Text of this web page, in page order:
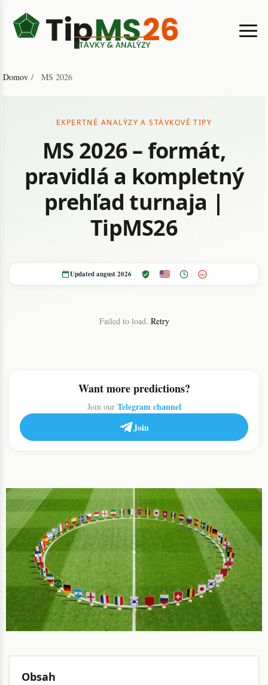
Domov / MS 2026
EXPERTNÉ ANALÝZY A STÁVKOVÉ TIPY
MS 2026 – formát,
pravidlá a kompletný
prehľad turnaja |
TipMS26
Updated august 2026 18+
Failed to load. Retry
Want more predictions?
Join our Telegram channel
Join
Obsah